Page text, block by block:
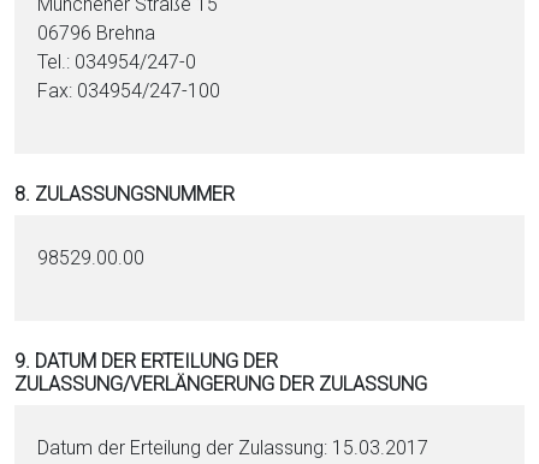
06796 Brehna
Tel.: 034954/247-0
Fax: 034954/247-100
8. ZULASSUNGSNUMMER
98529.00.00
9. DATUM DER ERTEILUNG DER
ZULASSUNG/VERLÄNGERUNG DER ZULASSUNG
Datum der Erteilung der Zulassung: 15.03.2017